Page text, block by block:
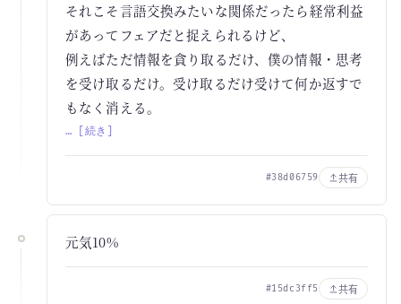
それこそ言語交換みたいな関係だったら経常利益
があってフェアだと捉えられるけど、
例えばただ情報を貪り取るだけ、僕の情報・思考
を受け取るだけ。受け取るだけ受けて何か返すで
もなく消える。
… [続き]
#38d06759 共有
元気10%
#15dc3ff5 共有